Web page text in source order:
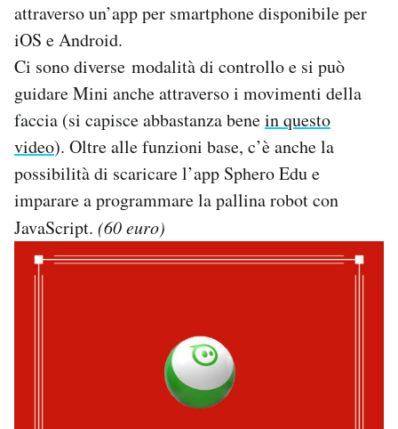
attraverso un’app per smartphone disponibile per
iOS e Android.
Ci sono diverse modalità di controllo e si può
guidare Mini anche attraverso i movimenti della
faccia (si capisce abbastanza benein questo
video). Oltre alle funzioni base, c’è anche la
possibilità di scaricare l’app Sphero Edu e
imparare a programmare la pallina robot con
JavaScript. (60 euro)